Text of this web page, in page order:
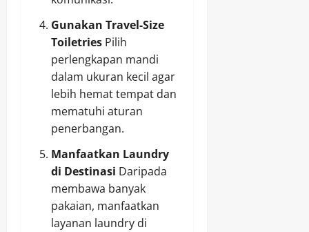
Gunakan Travel-Size
Toiletries Pilih
perlengkapan mandi
dalam ukuran kecil agar
lebih hemat tempat dan
mematuhi aturan
penerbangan.
Manfaatkan Laundry
di Destinasi Daripada
membawa banyak
pakaian, manfaatkan
layanan laundry di